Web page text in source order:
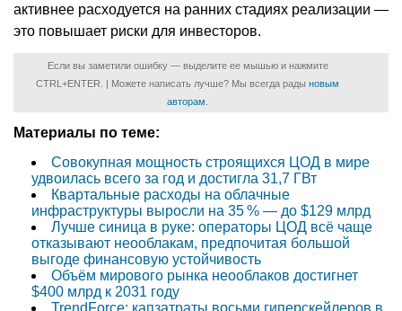
активнее расходуется на ранних стадиях реализации —
это повышает риски для инвесторов.
Если вы заметили ошибку — выделите ее мышью и нажмите
CTRL+ENTER. | Можете написать лучше? Мы всегда рады новым
авторам
Материалы по теме:
Совокупная мощность строящихся ЦОД в мире
удвоилась всего за год и достигла 31,7 ГВт
Квартальные расходы на облачные
инфраструктуры выросли на 35 % — до $129 млрд
Лучше синица в руке: операторы ЦОД всё чаще
отказывают неооблакам, предпочитая большой
выгоде финансовую устойчивость
Объём мирового рынка неооблаков достигнет
$400 млрд к 2031 году
TrendForce: капзатраты восьми гиперскейлеров в